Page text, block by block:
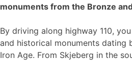
monuments from the Bronze
By driving along highway 110,
and historical monuments dating
Iron Age. From Skjeberg in the